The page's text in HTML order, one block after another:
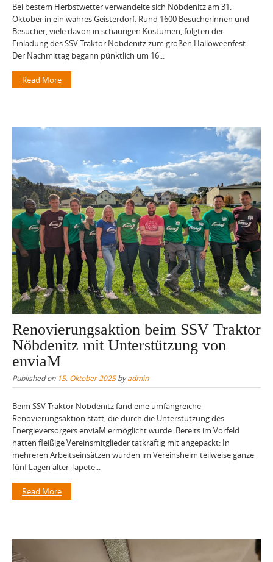
Bei bestem Herbstwetter verwandelte sich Nöbdenitz am 31.
Oktober in ein wahres Geisterdorf. Rund 1600 Besucherinnen und
Besucher, viele davon in schaurigen Kostümen, folgten der
Einladung des SSV Traktor Nöbdenitz zum großen Halloweenfest.
Der Nachmittag begann pünktlich um 16...
Read More
Renovierungsaktion beim SSV Traktor
Nöbdenitz mit Unterstützung von
enviaM
Published on 15. Oktober 2025byadmin
Beim SSV Traktor Nöbdenitz fand eine umfangreiche
Renovierungsaktion statt, die durch die Unterstützung des
Energieversorgers enviaM ermöglicht wurde. Bereits im Vorfeld
hatten fleißige Vereinsmitglieder tatkräftig mit angepackt: In
mehreren Arbeitseinsätzen wurden im Vereinsheim teilweise ganze
fünf Lagen alter Tapete...
Read More